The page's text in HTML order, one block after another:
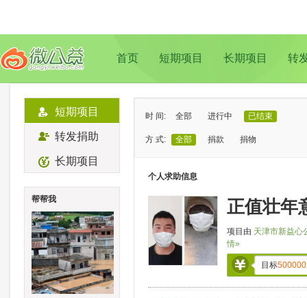
首页 短期项目 长期项目 转
短期项目
转发捐助
长期项目
帮帮我
时 间: 全部 进行中 已结束
方 式: 全部 捐款 捐物
地 域: 全部 北京 上海 广州 成
个人求助信息
正值壮年
项目由 天津市新益心
情»
目标500000